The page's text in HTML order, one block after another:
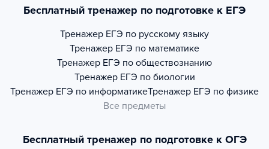
Бесплатный тренажер по подготовке к ЕГЭ
Тренажер ЕГЭ по русскому языку
Тренажер ЕГЭ по математике
Тренажер ЕГЭ по обществознанию
Тренажер ЕГЭ по биологии
Тренажер ЕГЭ по информатикеТренажер ЕГЭ по физике
Все предметы
Бесплатный тренажер по подготовке к ОГЭ